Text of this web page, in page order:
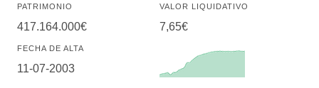
PATRIMONIO
417.164.000€
VALOR LIQUIDATIVO
7,65€
FECHA DE ALTA
11-07-2003